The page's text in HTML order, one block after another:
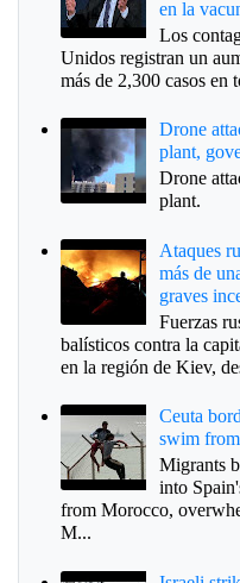
en la
Los
Unidos registran un
más de 2,300 casos en
Drone
plant,
Drone
plant.
Ataques
más de
graves
Fuerzas
balísticos contra la
en la región de Kiev,
Ceuta
swim
Migrants
into
from Morocco,
M...